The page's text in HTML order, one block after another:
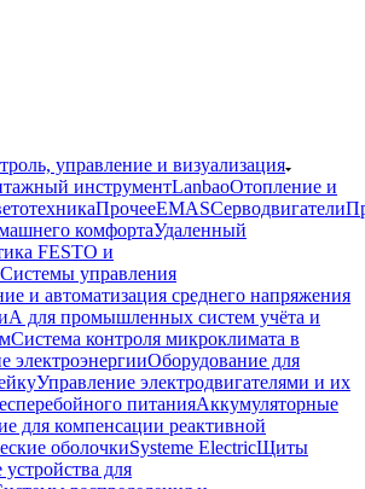
управление и визуализация
инструментLanbaoОтопление и
ПрочееEMASCерводвигатели
комфортаУдаленный
FESTO и
Системы управления
и автоматизация среднего напряжения
для промышленных систем учёта и
Система контроля микроклимата в
электроэнергииОборудование для
Управление электродвигателями и их
питанияАккумуляторные
для компенсации реактивной
оболочкиSysteme ElectricЩиты
для